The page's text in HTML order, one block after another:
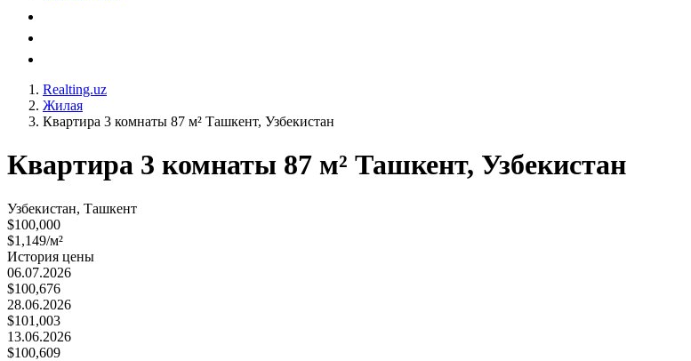
Realting.uz
Жилая
Квартира 3 комнаты 87 м² Ташкент, Узбекистан
Квартира 3 комнаты 87 м² Ташкент, Узбекистан
Узбекистан, Ташкент
$100,000
$1,149/м²
История цены
06.07.2026
$100,676
28.06.2026
$101,003
13.06.2026
$100,609